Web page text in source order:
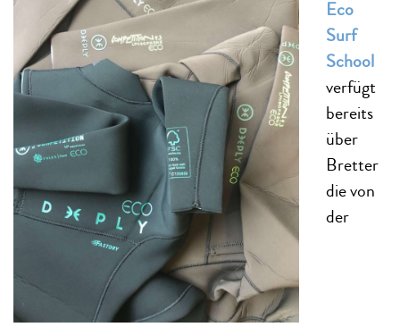
Eco
Surf
School
verfügt
bereits
über
Bretter
die von
der